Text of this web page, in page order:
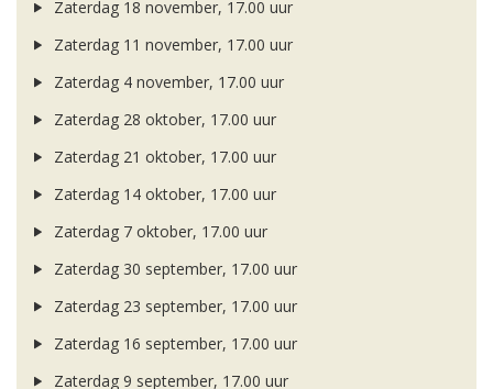
Zaterdag 18 november, 17.00 uur
Zaterdag 11 november, 17.00 uur
Zaterdag 4 november, 17.00 uur
Zaterdag 28 oktober, 17.00 uur
Zaterdag 21 oktober, 17.00 uur
Zaterdag 14 oktober, 17.00 uur
Zaterdag 7 oktober, 17.00 uur
Zaterdag 30 september, 17.00 uur
Zaterdag 23 september, 17.00 uur
Zaterdag 16 september, 17.00 uur
Zaterdag 9 september, 17.00 uur